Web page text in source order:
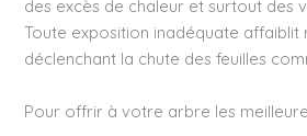
des excès de chaleur et surtout des
Toute exposition inadéquate affaiblit
déclenchant la chute des feuilles
Pour offrir à votre arbre les